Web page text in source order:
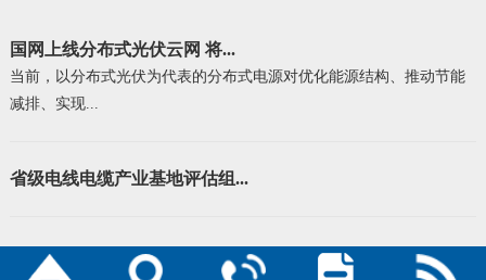
国网上线分布式光伏云网 将...
当前，以分布式光伏为代表的分布式电源对优化能源结构、推动节能
减排、实现...
省级电线电缆产业基地评估组...